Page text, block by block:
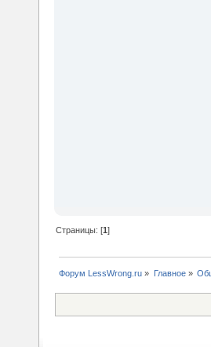
Страницы: [1]
Форум LessWrong.ru » Главное»